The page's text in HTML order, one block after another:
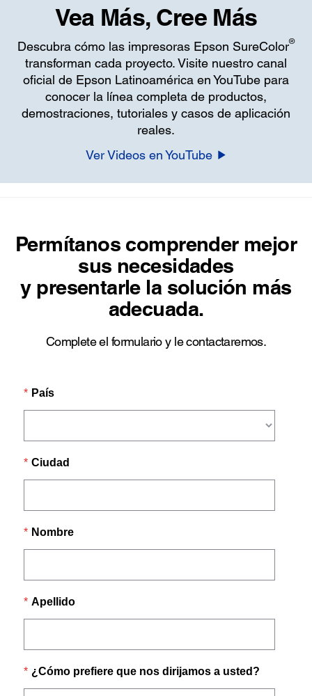
Vea Más, Cree Más
Descubra cómo las impresoras Epson SureColor®
transforman cada proyecto. Visite nuestro canal
oficial de Epson Latinoamérica en YouTube para
conocer la línea completa de productos,
demostraciones, tutoriales y casos de aplicación
reales.
Ver Videos en YouTube
Permítanos comprender mejor
sus necesidades
y presentarle la solución más
adecuada.
Complete el formulario y le contactaremos.